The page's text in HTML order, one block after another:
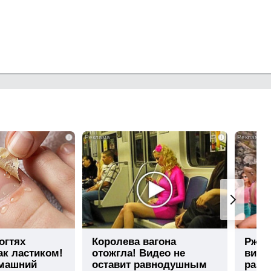
i
ластиком!
i
Королева вагона
отожгла! Видео не
оставит равнодушным
Ржу
раз